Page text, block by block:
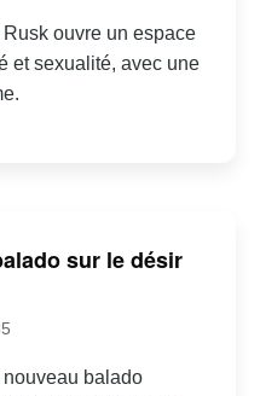
ouvre un espace
et sexualité, avec une
sur le désir
balado